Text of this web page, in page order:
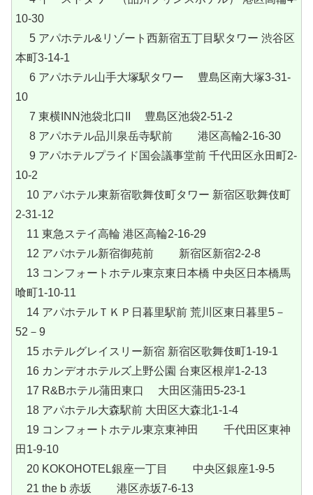
10-30
5 アパホテル&リゾート西新宿五丁目駅タワー 渋谷区
本町3-14-1
6 アパホテル山手大塚駅タワー 豊島区南大塚3-31-
10
7 東横INN池袋北口II 豊島区池袋2-51-2
8 アパホテル品川泉岳寺駅前 港区高輪2‐16‐30
9 アパホテルプライド国会議事堂前 千代田区永田町2-
10-2
10 アパホテル東新宿歌舞伎町タワー 新宿区歌舞伎町
2-31-12
11 東急ステイ高輪 港区高輪2-16-29
12 アパホテル新宿御苑前 新宿区新宿2-2-8
13 コンフォートホテル東京東日本橋 中央区日本橋馬
喰町1-10-11
14 アパホテルＴＫＰ日暮里駅前 荒川区東日暮里5－
52－9
15 ホテルグレイスリー新宿 新宿区歌舞伎町1-19-1
16 カンデオホテルズ上野公園 台東区根岸1-2-13
17 R&Bホテル蒲田東口 大田区蒲田5-23-1
18 アパホテル大森駅前 大田区大森北1-1-4
19 コンフォートホテル東京東神田 千代田区東神
田1-9-10
20 KOKOHOTEL銀座一丁目 中央区銀座1-9-5
21 the b 赤坂 港区赤坂7-6-13